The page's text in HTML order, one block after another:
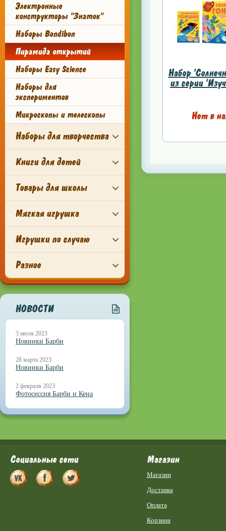
Электронные
конструкторы "Знаток"
Наборы Bondibon
Пирамида открытий
Наборы Easy Science
Наборы для
экспериментов
Микроскопы и телескопы
Наборы для творчества
Книги для детей
Товары для школы
Мягкая игрушка
Игрушки по случаю
Разное
НОВОСТИ
3 июля 2023
Новинки Барби
28 марта 2023
Новинки Барби
2 февраля 2023
Фотосессия Барби и Кена
Набор
из серии
Нет в
Социальные сети Магазин
Магазин
Доставка
Оплата
Корзина